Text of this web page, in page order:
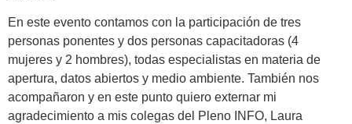
En este evento contamos con la participación de tres
personas ponentes y dos personas capacitadoras (4
mujeres y 2 hombres), todas especialistas en materia de
apertura, datos abiertos y medio ambiente. También nos
acompañaron y en este punto quiero externar mi
agradecimiento a mis colegas del Pleno INFO, Laura